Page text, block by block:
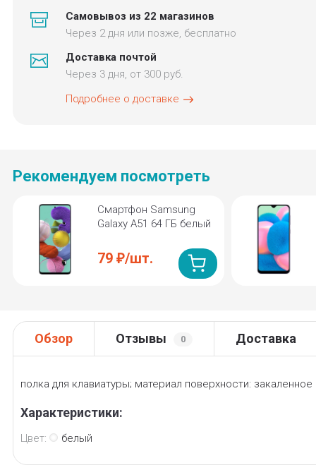
Самовывоз из 22 магазинов
Через 2 дня или позже, бесплатно
Доставка почтой
Через 3 дня, от 300 руб.
Подробнее о доставке
Рекомендуем посмотреть
Смартфон Samsung
Galaxy A51 64 ГБ белый
79 ₽/шт.
Обзор Отзывы 0 Доставка
полка для клавиатуры; материал поверхности: закаленное
Характеристики:
Цвет: белый